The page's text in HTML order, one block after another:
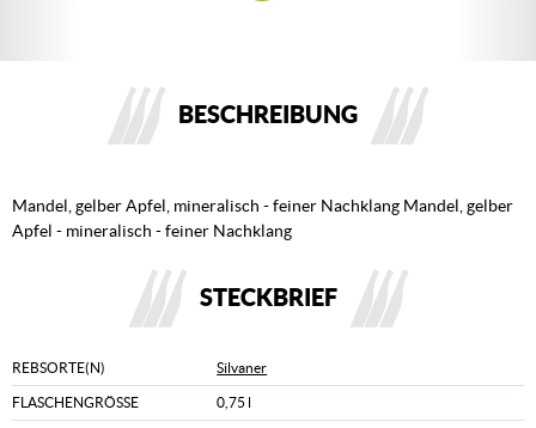
BESCHREIBUNG
Mandel, gelber Apfel, mineralisch - feiner Nachklang Mandel, gelber
Apfel - mineralisch - feiner Nachklang
STECKBRIEF
REBSORTE(N) Silvaner
FLASCHENGRÖSSE 0,75 l